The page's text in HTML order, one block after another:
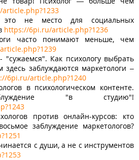
не место для социальных
https://6pi.ru/article.php?1236
часто понимают меньше, чем
"сужаемся". Как психологу выбрать
заблуждаются маркетологи –
6pi.ru/article.php?1240
в психологическом контенте.
"в студию"!
против онлайн-курсов: кто
заблуждение маркетологов?
с души, а не с инструментов